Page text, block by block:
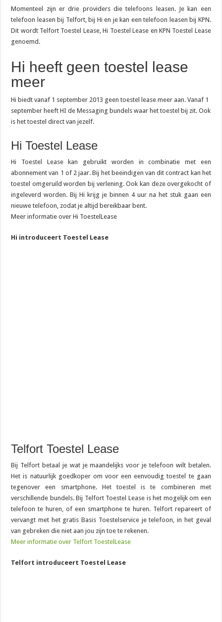
Momenteel zijn er drie providers die telefoons leasen. Je kan een
telefoon leasen bij Telfort, bij Hi en je kan een telefoon leasen bij KPN.
Dit wordt Telfort Toestel Lease, Hi Toestel Lease en KPN Toestel Lease
genoemd.
Hi heeft geen toestel lease
meer
Hi biedt vanaf 1 september 2013 geen toestel lease meer aan. Vanaf 1
september heeft HI de Messaging bundels waar het toestel bij zit. Ook
is het toestel direct van jezelf.
Hi Toestel Lease
Hi Toestel Lease kan gebruikt worden in combinatie met een
abonnement van 1 of 2 jaar. Bij het beeindigen van dit contract kan het
toestel omgeruild worden bij verlening. Ook kan deze overgekocht of
ingeleverd worden. Bij Hi krijg je binnen 4 uur na het stuk gaan een
nieuwe telefoon, zodat je altijd bereikbaar bent.
Meer informatie over Hi ToestelLease
Hi introduceert Toestel Lease
Telfort Toestel Lease
Bij Telfort betaal je wat je maandelijks voor je telefoon wilt betalen.
Het is natuurlijk goedkoper om voor een eenvoudig toestel te gaan
tegenover een smartphone. Het toestel is te combineren met
verschillende bundels. Bij Telfort Toestel Lease is het mogelijk om een
telefoon te huren, of een smartphone te huren. Telfort repareert of
vervangt met het gratis Basis Toestelservice je telefoon, in het geval
van gebreken die niet aan jou zijn toe te rekenen.
Meer informatie over Telfort ToestelLease
Telfort introduceert Toestel Lease